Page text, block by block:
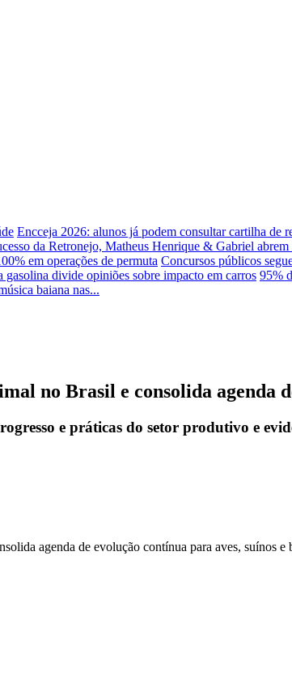
Encceja 2026: alunos já podem consultar cartilha de
da Retronejo, Matheus Henrique & Gabriel
em operações de permuta Concursos públicos
gasolina divide opiniões sobre impacto em carros 95%
baiana nas...
no Brasil e consolida agenda
e práticas do setor produtivo e